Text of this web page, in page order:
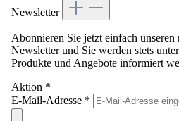
Newsletter
Abonnieren Sie jetzt einfach unseren
Newsletter und Sie werden stets
Produkte und Angebote informiert
Aktion *
E-Mail-Adresse *